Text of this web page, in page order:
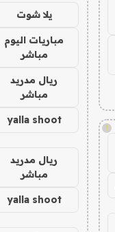
!
يلا شوت
مباريات اليوم
مباشر
ريال مدريد
مباشر
yalla shoot
ريال مدريد
مباشر
yalla shoot